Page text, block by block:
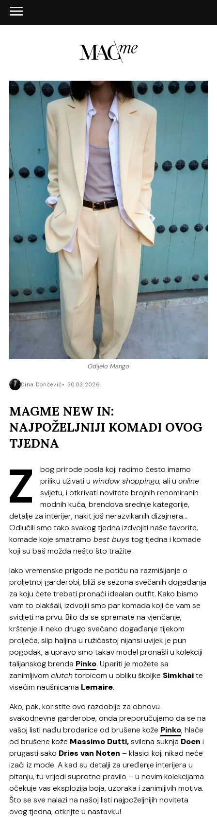
Odijelo Mango
Dina Dončević 30.03.2026.
MAGME NEW IN:
NAJPOŽELJNIJI KOMADI OVOG
TJEDNA
Z
bog prirode posla koji radimo često imamo
priliku uživati u window shoppingu, ali uonline
svijetu, i otkrivati novitete brojnih renomiranih
modnih kuća, brendova srednje kategorije,
detalje za interijer, nakit još nerazvikanih dizajnera…
Odlučili smo tako svakog tjedna izdvojiti naše favorite,
komade koje smatramo best buys tog tjedna i komade
koji su baš možda nešto što tražite.
Iako vremenske prigode ne potiču na razmišljanje o
proljetnoj garderobi, bliži se sezona svečanih događanja
za koju ćete trebati pronaći idealan outfit. Kako bismo
vam to olakšali, izdvojili smo par komada koji će vam se
svidjeti na prvu. Bilo da se spremate na vjenčanje,
krštenje ili neko drugo svečano događanje tijekom
proljeća, slip haljina u ružičastoj nijansi uvijek je pun
pogodak, a upravo smo takav model pronašli u kolekciji
talijanskog brenda Pinko. Upariti je možete sa
zanimljivomclutchtorbicom u obliku školjke Simkhaite
visećim naušnicama Lemaire.
Ako, pak, koristite ovo razdoblje za obnovu
svakodnevne garderobe, onda preporučujemo da se na
vašoj listi nađu brodarice od brušene kože Pinko, hlače
od brušene kože Massimo Dutti,svilena suknja Doen i
prugasti sako Dries van Noten – klasici koji nikad neće
izaći iz mode. A kad su detalji za uređenje interijera u
pitanju, tu vrijedi suprotno pravilo – u novim kolekcijama
očekuje vas eksplozija boja, uzoraka i zanimljivih motiva.
Što se sve nalazi na našoj listi najpoželjnijih noviteta
ovog tjedna, otkrijte u nastavku!